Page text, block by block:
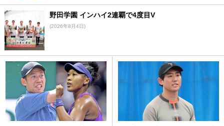
野田学園 インハイ2連覇で4度目V
(2026年8月4日)